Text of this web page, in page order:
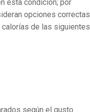
esta condición; por
opciones correctas
de las siguientes
según el gusto.